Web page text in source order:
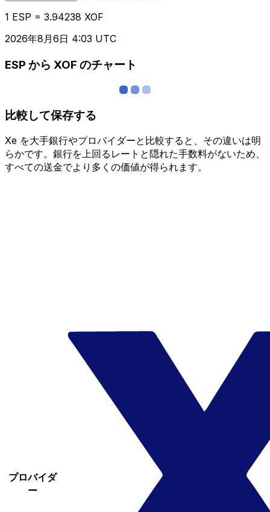
1 ESP = 3.94238 XOF
2026年8月6日 4:03 UTC
ESP から XOF のチャート
比較して保存する
Xe を大手銀行やプロバイダーと比較すると、その違いは明
らかです。銀行を上回るレートと隠れた手数料がないため、
すべての送金でより多くの価値が得られます。
プロバイダ
ー